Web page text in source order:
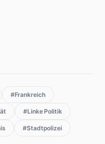
#Frankreich
#Linke Politik
#Stadtpolizei